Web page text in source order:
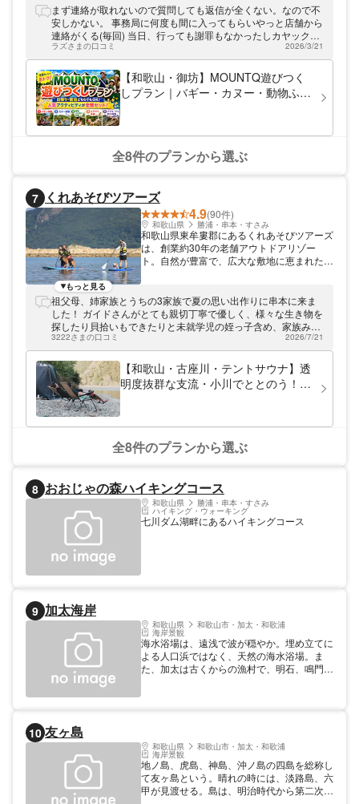
ってほしい。 そんな思いを込めて施設を作
り、誰でも気軽に来れるリーズナブルな料金
と楽しいコンテンツの多さを目指しました。
まず連絡が取れないので質問しても返信が全くない。なので不
安しかない。 事務局に何度も間に入ってもらいやっと店舗から
連絡がくる(毎回) 当日、行っても謝罪もなかったしカヤックも
レクチャーの後、実際に体験するとあったのにいきなり乗らさ
れオールを渡され放置された。 終わっても乗り場に現れず放置
され、こちら側からカヤックから降りて待つはめに。サポート
などなしで揺れるカヤックをどうにかしてやっと降りた。 そこ
はガラス張りなのでお客さんが終わったかどうかは確認できる
はず。 なかなか来ないので呼びに行くとスマホゲームしてい
た。 素人が地域運営してるかんじなのでお客様の事を考えてと
か安全面とか全く考えていない。 他にも周辺でカヤックなどし
ている所があるのでそこの方が絶対おすすめです。
ラズさまの口コミ 2026/3/21
【和歌山・御坊】MOUNTQ遊びつく
しプラン｜バギー・カヌー・動物ふれ
全8件のプランから選ぶ
7 くれあそびツアーズ
4.9(90件)
和歌山県 勝浦・串本・すさみ
和歌山県東牟婁郡にあるくれあそびツアーズ
は、創業約30年の老舗アウトドアリゾー
ト。自然が豊富で、広大な敷地に恵まれた当
者の方でも気軽に楽しんでいただけるプラン
です。
もっと見る
祖父母、姉家族とうちの3家族で夏の思い出作りに串本に来ま
した！ ガイドさんがとても親切丁寧で優しく、様々な生き物を
探したり貝拾いもできたりと未就学児の姪っ子含め、家族みん
なで楽しむことができました！ 海を気持ち良く進むシーカヤッ
クはとても楽しく子供達にとっても良い体験となりました♪
3222さまの口コミ 2026/7/21
【和歌山・古座川・テントサウナ】透
明度抜群な支流・小川でととのう！水
全8件のプランから選ぶ
8 おおじゃの森ハイキングコース
和歌山県 勝浦・串本・すさみ
ハイキング・ウォーキング
七川ダム湖畔にあるハイキングコース
9 加太海岸
和歌山県 和歌山市・加太・和歌浦
海岸景観
海水浴場は、遠浅で波が穏やか。埋め立てに
よる人口浜ではなく、天然の海水浴場。ま
た、加太は古くからの漁村で、明石、鳴門と
10 友ヶ島
和歌山県 和歌山市・加太・和歌浦
海岸景観
地ノ島、虎島、神島、沖ノ島の四島を総称し
て友ヶ島という。晴れの時には、淡路島、六
甲が見渡せる。島は、明治時代から第二次世